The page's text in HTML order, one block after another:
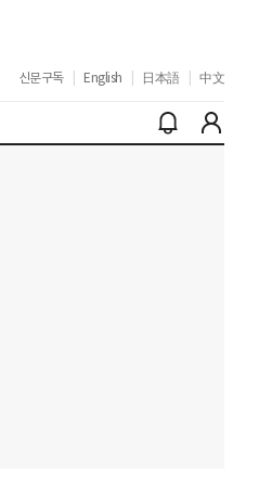
신문구독 English 日本語 中文